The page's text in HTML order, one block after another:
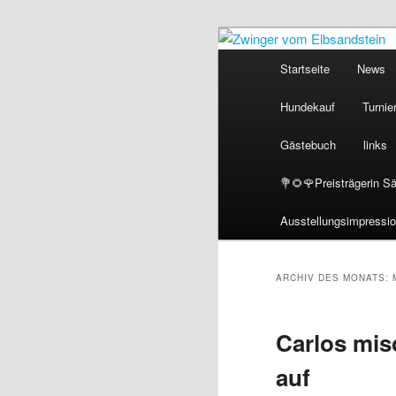
Zwinger
Startseite News
Hundekauf
Gästebuch links
💐🌻🌹Preisträgerin
ARCHIV DES MONATS:
Carlos
auf